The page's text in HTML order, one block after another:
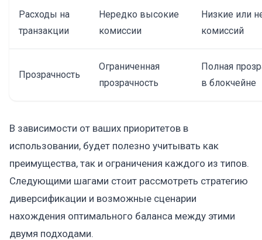
Расходы на
транзакции
Нередко высокие
комиссии
Низкие или
комиссий
Прозрачность
Ограниченная
прозрачность
Полная
в блокчейне
В зависимости от ваших приоритетов в
использовании, будет полезно учитывать как
преимущества, так и ограничения каждого из типов.
Следующими шагами стоит рассмотреть стратегию
диверсификации и возможные сценарии
нахождения оптимального баланса между этими
двумя подходами.